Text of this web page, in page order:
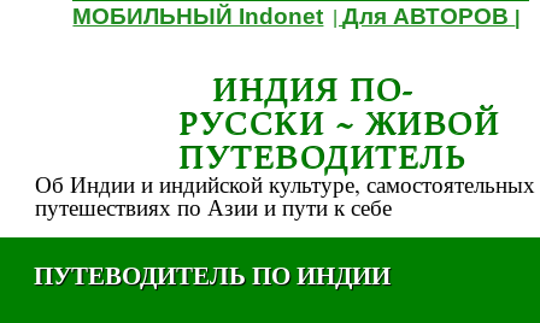
МОБИЛЬНЫЙ Indonet |Для АВТОРОВ
ИНДИЯ ПО-
РУССКИ ~ ЖИВОЙ
ПУТЕВОДИТЕЛЬ
Об Индии и индийской культуре, самостоятельных
путешествиях по Азии и пути к себе
ПУТЕВОДИТЕЛЬ ПО ИНДИИ